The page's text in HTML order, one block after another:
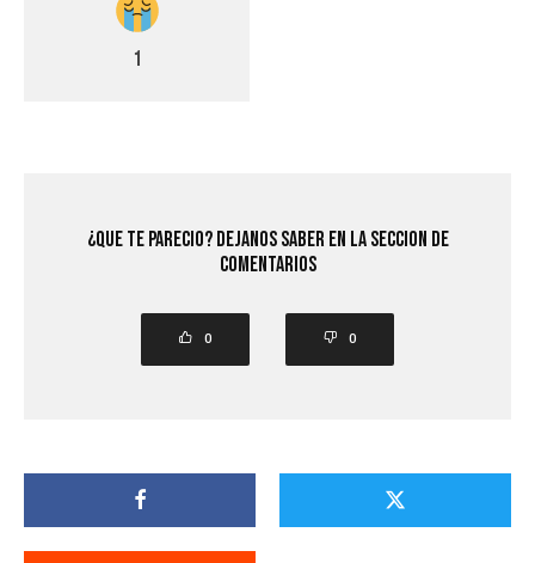
1
¿Que Te Parecio? Dejanos saber en la seccion de
comentarios
0 0